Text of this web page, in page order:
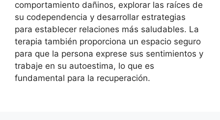
comportamiento dañinos, explorar las raíces de
su codependencia y desarrollar estrategias
para establecer relaciones más saludables. La
terapia también proporciona un espacio seguro
para que la persona exprese sus sentimientos y
trabaje en su autoestima, lo que es
fundamental para la recuperación.